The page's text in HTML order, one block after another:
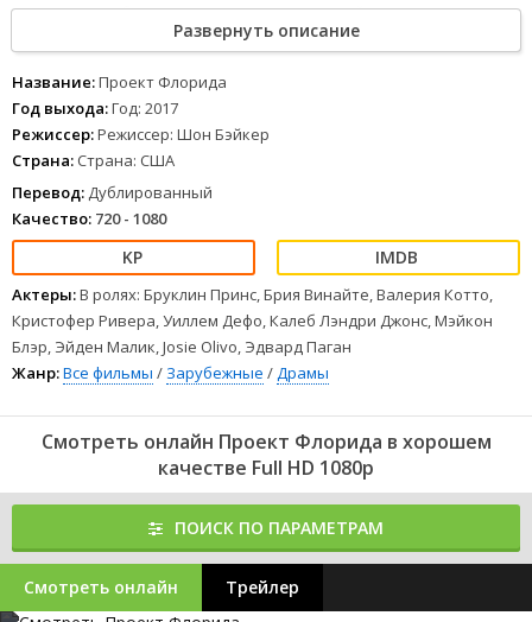
окрестностям без присмотра и определенной цели, хулиганя и
грубя окружающим. Однако менеджер мотеля терпеливо и с
симпатией относится к своим постояльцам.
1 234 5 6 78
Развернуть описание
Название:Проект Флорида
Год выхода:Год: 2017
Режиссер:Режиссер: Шон Бэйкер
Страна: Страна: США
Перевод: Дублированный
Качество: 720 - 1080
Актеры:В ролях: Бруклин Принс, Брия Винайте, Валерия Котто,
Кристофер Ривера, Уиллем Дефо, Калеб Лэндри Джонс, Мэйкон
Блэр, Эйден Малик, Josie Olivo, Эдвард Паган
Жанр:Все фильмы / Зарубежные /Драмы
Смотреть онлайн Проект Флорида в хорошем
качестве Full HD 1080p
ПОИСК ПО ПАРАМЕТРАМ
Смотреть онлайн Трейлер